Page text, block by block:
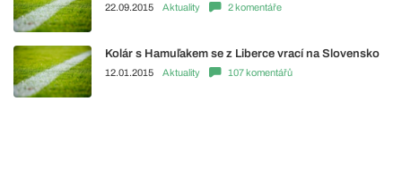
22.09.2015 Aktuality 2 komentáře
Kolár s Hamuľakem se z Liberce vrací na Slovensko
12.01.2015 Aktuality 107 komentářů